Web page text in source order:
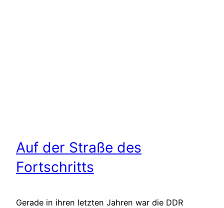
Auf der Straße des
Fortschritts
Gerade in ihren letzten Jahren war die DDR